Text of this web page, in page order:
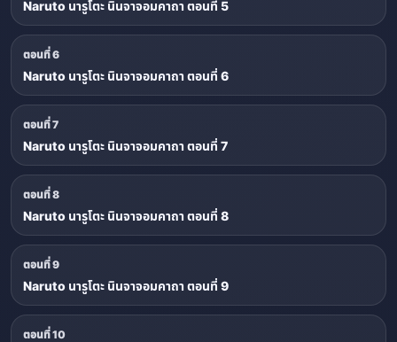
Naruto นารูโตะ นินจาจอมคาถา ตอนที่ 5
ตอนที่ 6
Naruto นารูโตะ นินจาจอมคาถา ตอนที่ 6
ตอนที่ 7
Naruto นารูโตะ นินจาจอมคาถา ตอนที่ 7
ตอนที่ 8
Naruto นารูโตะ นินจาจอมคาถา ตอนที่ 8
ตอนที่ 9
Naruto นารูโตะ นินจาจอมคาถา ตอนที่ 9
ตอนที่ 10